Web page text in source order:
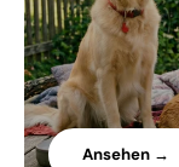
Ansehen →